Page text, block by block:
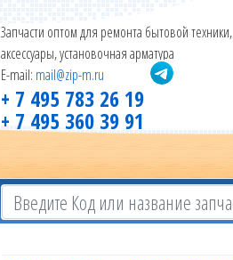
Запчасти оптом для ремонта бытовой техники,
аксессуары, установочная арматура
E-mail: mail@zip-m.ru
+ 7 495 783 26 19
+ 7 495 360 39 91